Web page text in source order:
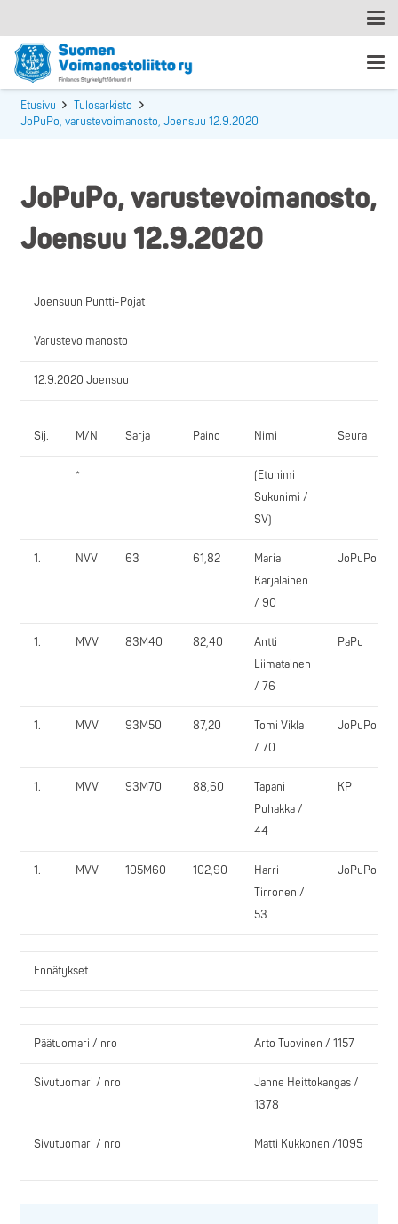
Etusivu
Tulosarkisto
JoPuPo, varustevoimanosto, Joensuu 12.9.2020
JoPuPo, varustevoimanosto,
Joensuu 12.9.2020
Joensuun Puntti-Pojat
Varustevoimanosto
12.9.2020 Joensuu
Sij. M/N Sarja Paino Nimi Seura
*
(Etunimi
Sukunimi /
SV)
1. NVV 63 61,82
Maria
Karjalainen
/ 90
JoPuPo
1. MVV 83M40 82,40
Antti
Liimatainen
/ 76
PaPu
1. MVV 93M50 87,20
Tomi Vikla
/ 70
JoPuPo
1. MVV 93M70 88,60
Tapani
Puhakka /
44
KP
1. MVV 105M60 102,90
Harri
Tirronen /
53
JoPuPo
Ennätykset
Päätuomari / nro Arto Tuovinen / 1157
Sivutuomari / nro
Janne Heittokangas /
1378
Sivutuomari / nro Matti Kukkonen /1095